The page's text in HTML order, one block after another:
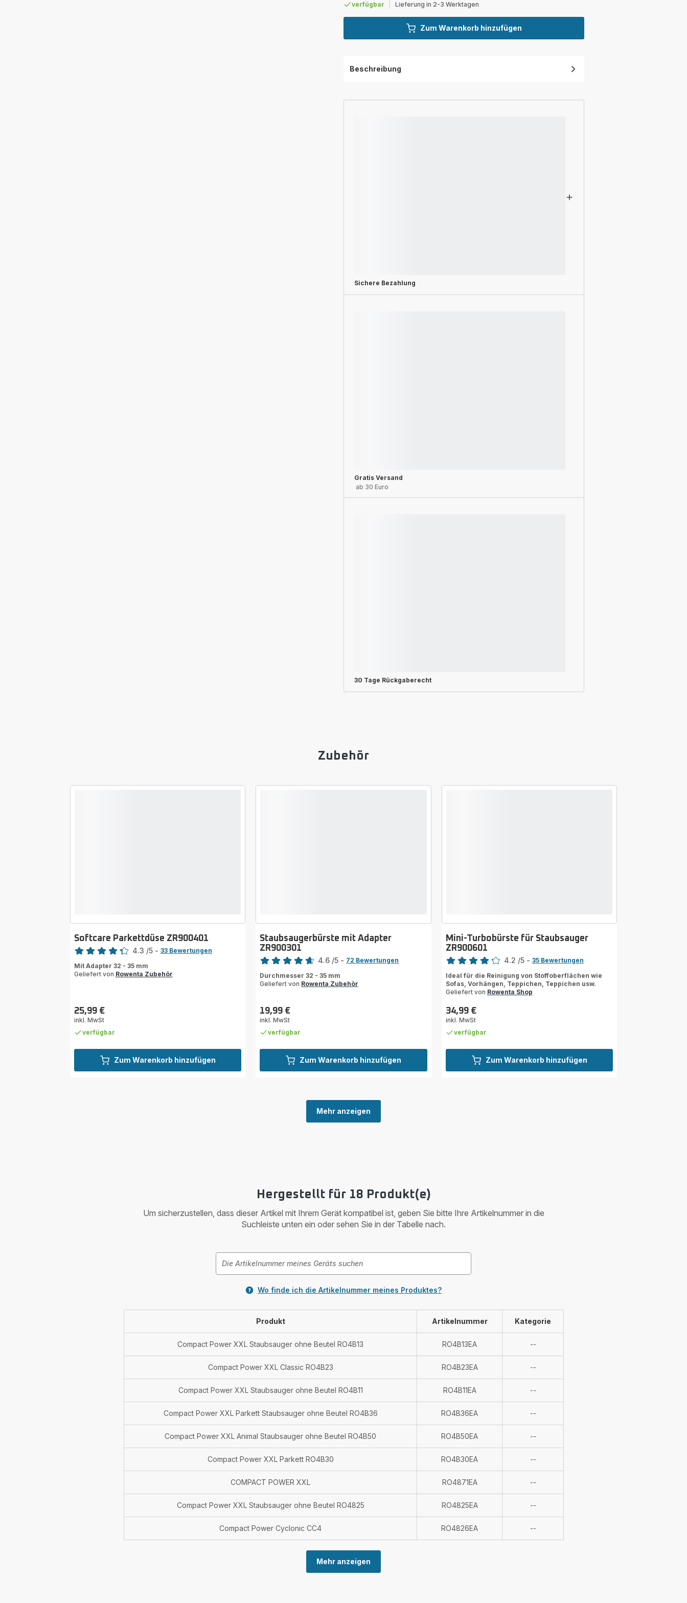
verfügbar
Lieferung in 2-3 Werktagen
Zum Warenkorb hinzufügen
Beschreibung
Sichere Bezahlung
Gratis Versand
ab 30 Euro
30 Tage Rückgaberecht
Zubehör
Zum Warenkorb hinzufügen
Softcare Parkettdüse ZR900401
Bewertung
4.3 /5 - 33 Bewertungen
Mit Adapter 32 - 35 mm
Geliefert von Rowenta Zubehör
Preis
25,99 €
inkl. MwSt
verfügbar
Zum Warenkorb hinzufügen
Staubsaugerbürste mit Adapter
ZR900301
Bewertung
4.6 /5 - 72 Bewertungen
Durchmesser 32 - 35 mm
Geliefert von Rowenta Zubehör
Preis
19,99 €
inkl. MwSt
verfügbar
Zum Warenkorb hinzufügen
Mini-Turbobürste für Staubsauger
ZR900601
Bewertung
4.2 /5 - 35 Bewertungen
Ideal für die Reinigung von Stoffoberflächen wie
Sofas, Vorhängen, Teppichen, Teppichen usw.
Geliefert von Rowenta Shop
Preis
34,99 €
inkl. MwSt
verfügbar
Mehr anzeigen
Hergestellt für 18 Produkt(e)
Um sicherzustellen, dass dieser Artikel mit Ihrem Gerät kompatibel ist, geben Sie bitte Ihre Artikelnummer in die
Suchleiste unten ein oder sehen Sie in der Tabelle nach.
Wo finde ich die Artikelnummer meines Produktes?
Produkt Artikelnummer Kategorie
Compact Power XXL Staubsauger ohne Beutel RO4B13 RO4B13EA --Nicht
verfügbar
Compact Power XXL Classic RO4B23
RO4B23EA --Nicht
verfügbar
Compact Power XXL Staubsauger ohne Beutel RO4B11
RO4B11EA --Nicht
verfügbar
Compact Power XXL Parkett Staubsauger ohne Beutel RO4B36
RO4B36EA --Nicht
verfügbar
Compact Power XXL Animal Staubsauger ohne Beutel RO4B50
RO4B50EA --Nicht
verfügbar
Compact Power XXL Parkett RO4B30
RO4B30EA --Nicht
verfügbar
COMPACT POWER XXL
RO4871EA --Nicht
verfügbar
Compact Power XXL Staubsauger ohne Beutel RO4825
RO4825EA --Nicht
verfügbar
Compact Power Cyclonic CC4
RO4826EA --Nicht
verfügbar
Mehr anzeigen